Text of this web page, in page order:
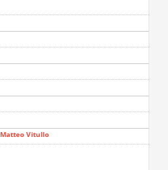
Matteo Vitullo